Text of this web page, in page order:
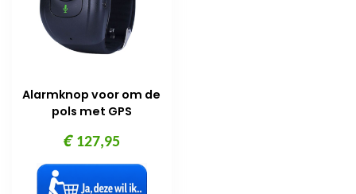
Alarmknop voor om de
pols met GPS
€127,95